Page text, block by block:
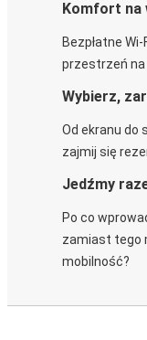
Komfort na
Bezpłatne
przestrzeń na
Wybierz,
Od ekranu do
zajmij się
Jedźmy
Po co
zamiast tego
mobilność?